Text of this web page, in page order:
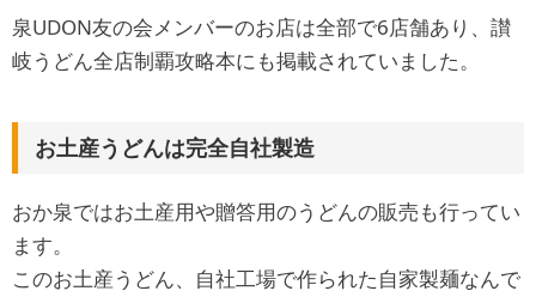
泉UDON友の会メンバーのお店は全部で6店舗あり、讃
岐うどん全店制覇攻略本にも掲載されていました。
お土産うどんは完全自社製造
おか泉ではお土産用や贈答用のうどんの販売も行ってい
ます。
このお土産うどん、自社工場で作られた自家製麺なんで